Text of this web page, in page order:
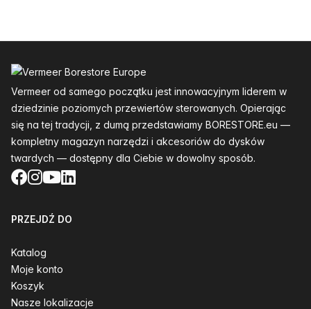
Vermeer od samego początku jest innowacyjnym liderem w
dziedzinie poziomych przewiertów sterowanych. Opierając
się na tej tradycji, z dumą przedstawiamy BORESTORE.eu —
kompletny magazyn narzędzi i akcesoriów do dysków
twardych — dostępny dla Ciebie w dowolny sposób.
Facebook
Instagram
YouTube
LinkedIn
PRZEJDŹ DO
Katalog
Moje konto
Koszyk
Nasze lokalizacje